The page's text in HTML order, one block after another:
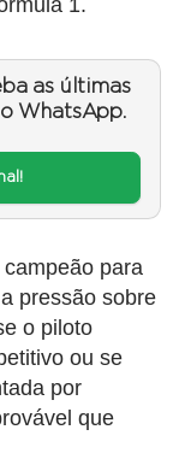
1.
as últimas
WhatsApp.
para
pressão sobre
o piloto
ou se
por
que